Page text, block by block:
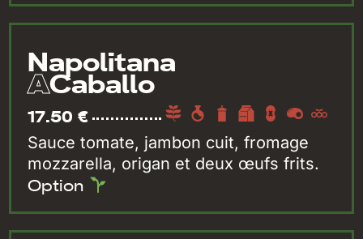
Napolitana
ACaballo
17.50 €
Sauce tomate, jambon cuit, fromage
mozzarella, origan et deux œufs frits.
Option